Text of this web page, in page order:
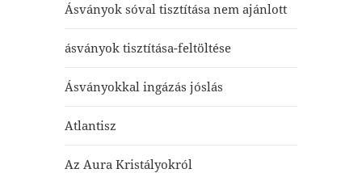
Ásványok sóval tisztítása nem ajánlott
ásványok tisztítása-feltöltése
Ásványokkal ingázás jóslás
Atlantisz
Az Aura Kristályokról